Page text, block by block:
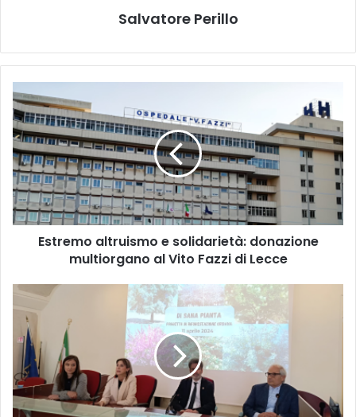
Salvatore Perillo
Estremo
altruismo
e
solidarietà:
donazione
multiorgano
al
Vito
Fazzi
Estremo altruismo e solidarietà: donazione
multiorgano al Vito Fazzi di Lecce
Lecce
sempre
più
green:
152
nuovi
alberi
grazie